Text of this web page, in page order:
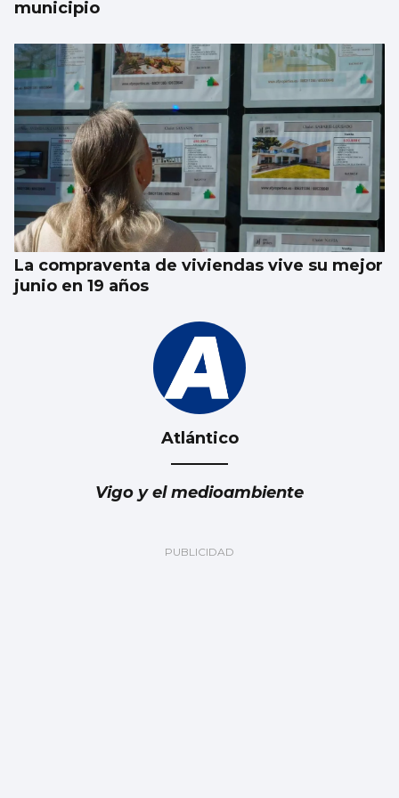
municipio
La compraventa de viviendas vive su mejor
junio en 19 años
Atlántico
Vigo y el medioambiente